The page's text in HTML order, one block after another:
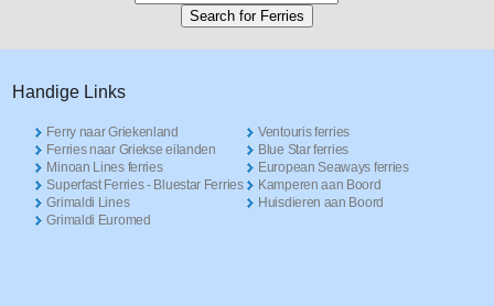
Handige Links
Ferry naar Griekenland
Ferries naar Griekse eilanden
Minoan Lines ferries
Superfast Ferries - Bluestar Ferries
Grimaldi Lines
Grimaldi Euromed
Ventouris ferries
Blue Star ferries
European Seaways ferries
Kamperen aan Boord
Huisdieren aan Boord